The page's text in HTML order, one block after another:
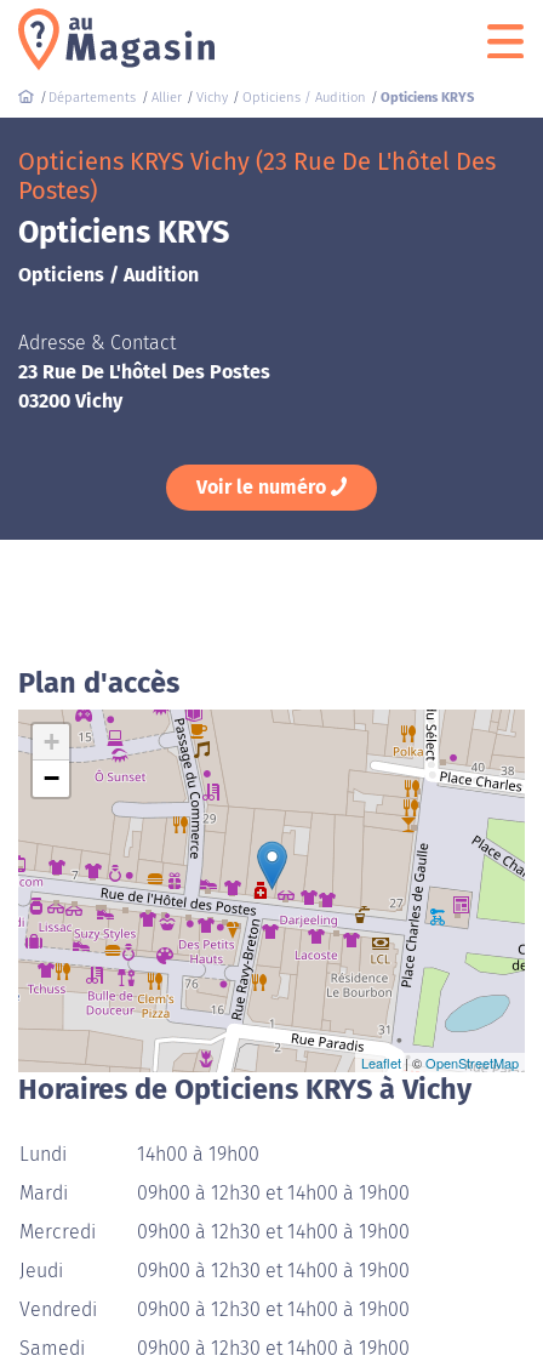
Départements Allier Vichy Opticiens / Audition Opticiens KRYS
Opticiens KRYS Vichy (23 Rue De L'hôtel Des
Postes)
Opticiens KRYS
Opticiens / Audition
Adresse & Contact
23 Rue De L'hôtel Des Postes
03200 Vichy
Voir le numéro
Plan d'accès
+
−
Leaflet | ©OpenStreetMap
Horaires de Opticiens KRYS à Vichy
Lundi
14h00 à 19h00
Mardi
09h00 à 12h30 et 14h00 à 19h00
Mercredi
09h00 à 12h30 et 14h00 à 19h00
Jeudi
09h00 à 12h30 et 14h00 à 19h00
Vendredi
09h00 à 12h30 et 14h00 à 19h00
Samedi
09h00 à 12h30 et 14h00 à 19h00